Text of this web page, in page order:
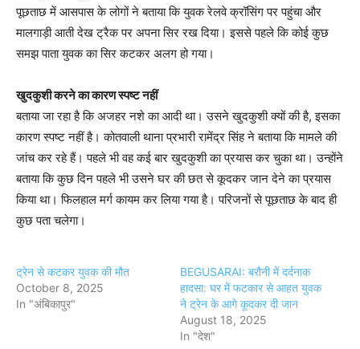
पूछताछ में आसपास के लोगों ने बताया कि युवक रेलवे क्रॉसिंग पर पहुंचा और
मालगाड़ी आती देख ट्रैक पर अपना सिर रख दिया। इससे पहले कि कोई कुछ
समझ पाता युवक का सिर कटकर अलग हो गया।
खुदकुशी करने का कारण स्पष्ट नहीं
बताया जा रहा है कि अजहर नशे का आदी था। उसने खुदकुशी क्यों की है, इसका
कारण स्पष्ट नहीं है। कोतवाली थाना प्रभारी रामेंद्र सिंह ने बताया कि मामले की
जांच कर रहे हैं। पहले भी वह कई बार खुदकुशी का प्रयास कर चुका था। उन्होंने
बताया कि कुछ दिन पहले भी उसने घर की छत से कूदकर जान देने का प्रयास
किया था। फिलहाल मर्ग कायम कर लिया गया है। परिजनों से पूछताछ के बाद ही
कुछ पता चलेगा।
ट्रेन से कटकर युवक की मौत
October 8, 2025
In "अंबिकापुर"
BEGUSARAI: बरौनी में दर्दनाक
हादसा: घर में फटकार से आहत युवक
ने ट्रेन के आगे कूदकर दी जान
August 18, 2025
In "देश"